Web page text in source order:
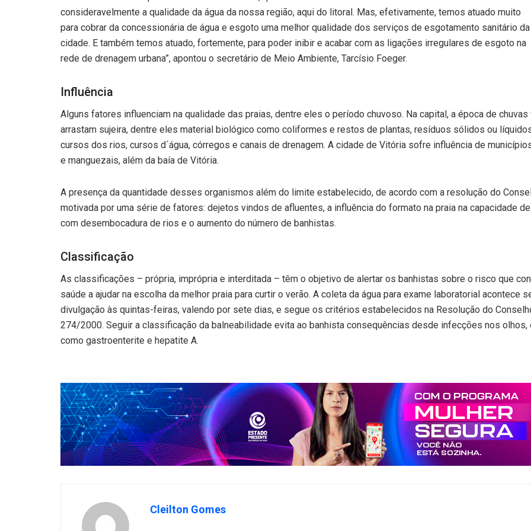
consideravelmente a qualidade da água da nossa região, aqui do litoral. Mas, efetivamente, temos atuado muito
para cobrar da concessionária de água e esgoto uma melhor qualidade dos serviços de esgotamento sanitário da
cidade. E também temos atuado, fortemente, para poder inibir e acabar com as ligações irregulares de esgoto na
rede de drenagem urbana”, apontou o secretário de Meio Ambiente, Tarcísio Foeger.
Influência
Alguns fatores influenciam na qualidade das praias, dentre eles o período chuvoso. Na capital, a época de
arrastam sujeira, dentre eles material biológico como coliformes e restos de plantas, resíduos sólidos ou
cursos dos rios, cursos d´água, córregos e canais de drenagem. A cidade de Vitória sofre influência de
e manguezais, além da baía de Vitória.
A presença da quantidade desses organismos além do limite estabelecido, de acordo com a resolução do
motivada por uma série de fatores: dejetos vindos de afluentes, a influência do formato na praia na capacidade
com desembocadura de rios e o aumento do número de banhistas.
Classificação
As classificações – própria, imprópria e interditada – têm o objetivo de alertar os banhistas sobre o risco que
saúde a ajudar na escolha da melhor praia para curtir o verão. A coleta da água para exame laboratorial acontece
divulgação às quintas-feiras, valendo por sete dias, e segue os critérios estabelecidos na Resolução do
274/2000. Seguir a classificação da balneabilidade evita ao banhista consequências desde infecções nos
como gastroenterite e hepatite A.
Cleilton Gomes